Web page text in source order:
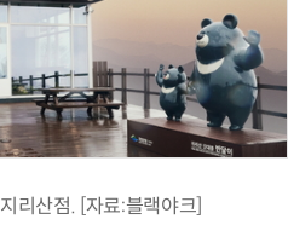
리산점. [자료:블랙야크]